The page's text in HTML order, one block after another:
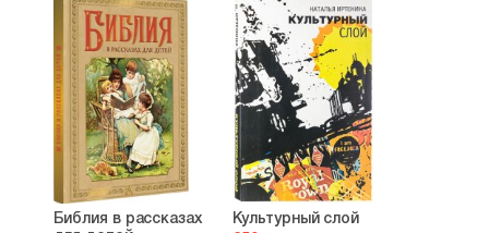
Библия в рассказах
Культурный слой